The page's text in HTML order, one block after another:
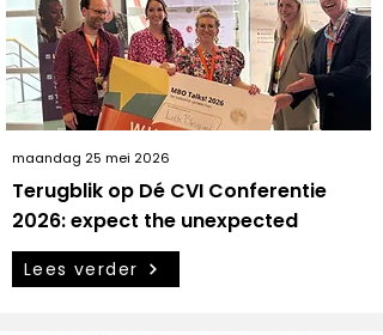
maandag 25 mei 2026
Terugblik op Dé CVI Conferentie
2026: expect the unexpected
Lees verder